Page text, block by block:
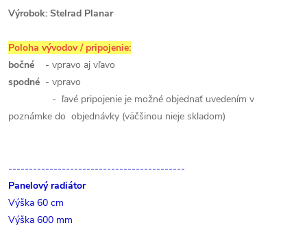
Výrobok: Stelrad Planar
Poloha vývodov / pripojenie:
bočné - vpravo aj vľavo
spodné - vpravo
- ľavé pripojenie je možné objednať uvedením v
poznámke do objednávky (väčšinou nieje skladom)
-------------------------------------------
Panelový radiátor
Výška 60 cm
Výška 600 mm